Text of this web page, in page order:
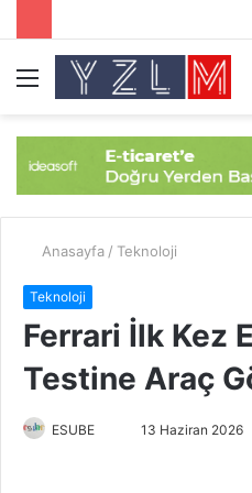
Menü
Anasayfa / Teknoloji
Teknoloji
Ferrari İlk Kez
Testine Araç
ESUBE 13 Haziran 2026